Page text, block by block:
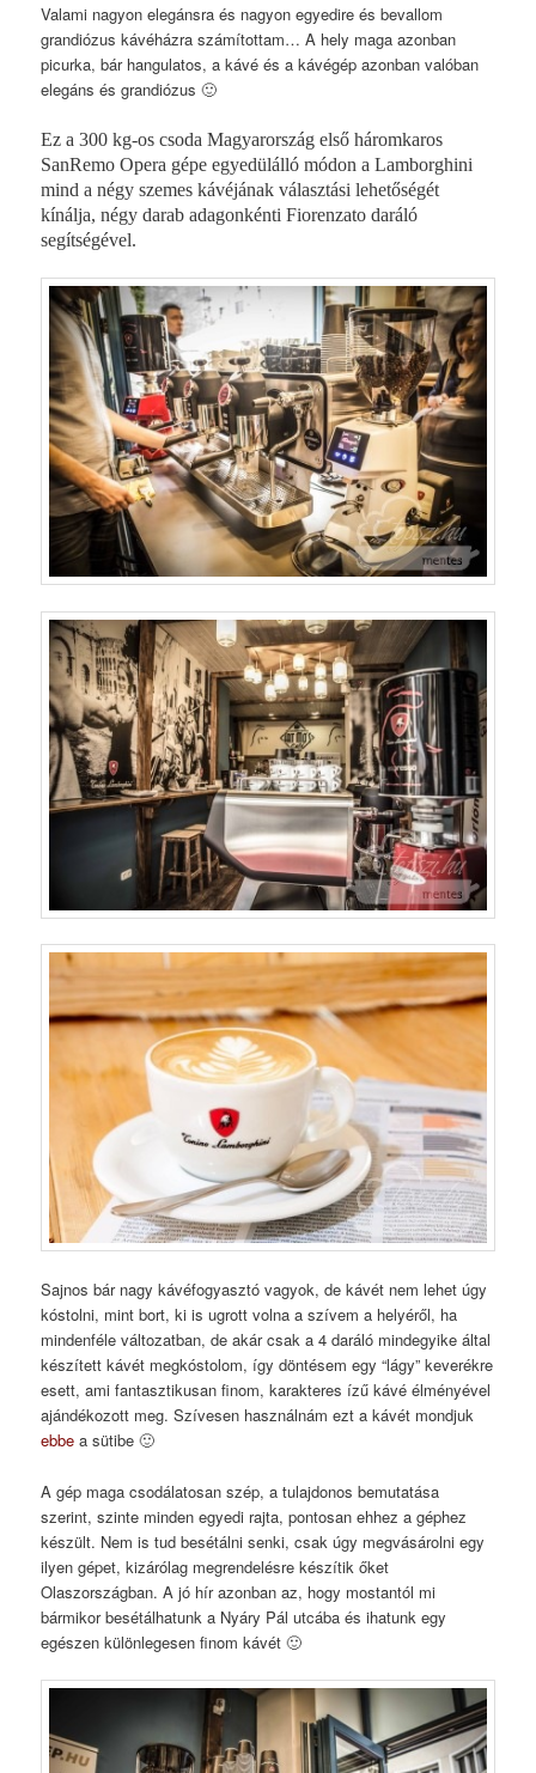
Valami nagyon elegánsra és nagyon egyedire és bevallom
grandiózus kávéházra számítottam… A hely maga azonban
picurka, bár hangulatos, a kávé és a kávégép azonban valóban
elegáns és grandiózus 🙂
Ez a 300 kg-os csoda Magyarország első háromkaros
SanRemo Opera gépe egyedülálló módon a Lamborghini
mind a négy szemes kávéjának választási lehetőségét
kínálja, négy darab adagonkénti Fiorenzato daráló
segítségével.
Sajnos bár nagy kávéfogyasztó vagyok, de kávét nem lehet úgy
kóstolni, mint bort, ki is ugrott volna a szívem a helyéről, ha
mindenféle változatban, de akár csak a 4 daráló mindegyike által
készített kávét megkóstolom, így döntésem egy “lágy” keverékre
esett, ami fantasztikusan finom, karakteres ízű kávé élményével
ajándékozott meg. Szívesen használnám ezt a kávét mondjuk
ebbe a sütibe 🙂
A gép maga csodálatosan szép, a tulajdonos bemutatása
szerint, szinte minden egyedi rajta, pontosan ehhez a géphez
készült. Nem is tud besétálni senki, csak úgy megvásárolni egy
ilyen gépet, kizárólag megrendelésre készítik őket
Olaszországban. A jó hír azonban az, hogy mostantól mi
bármikor besétálhatunk a Nyáry Pál utcába és ihatunk egy
egészen különlegesen finom kávét 🙂